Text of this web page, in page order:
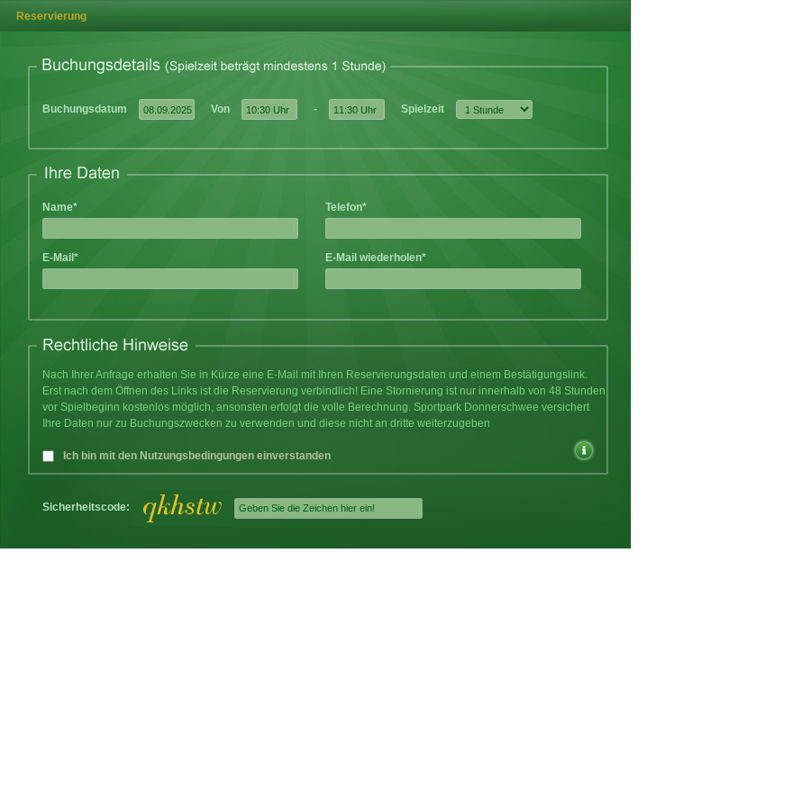
Reservierung
Buchungsdatum Von - Spielzeit
Name* Telefon*
E-Mail* E-Mail wiederholen*
Nach Ihrer Anfrage erhalten Sie in Kürze eine E-Mail mit Ihren Reservierungsdaten und einem Bestätigungslink.
Erst nach dem Öffnen des Links ist die Reservierung verbindlich! Eine Stornierung ist nur innerhalb von 48 Stunden
vor Spielbeginn kostenlos möglich, ansonsten erfolgt die volle Berechnung. Sportpark Donnerschwee versichert
Ihre Daten nur zu Buchungszwecken zu verwenden und diese nicht an dritte weiterzugeben
Ich bin mit den Nutzungsbedingungen einverstanden
Sicherheitscode: